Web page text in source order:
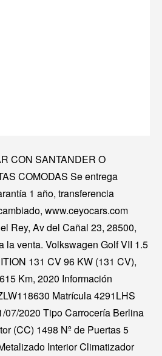
CON SANTANDER O
COMODAS Se entrega
1 año, transferencia
www.ceyocars.com
Rey, Av del Cañal 23, 28500,
la venta. Volkswagen Golf VII 1.5
131 CV 96 KW (131 CV),
Km, 2020 Información
Matrícula 4291LHS
07/2020 Tipo Carrocería Berlina
(CC) 1498 Nº de Puertas 5
Interior Climatizador